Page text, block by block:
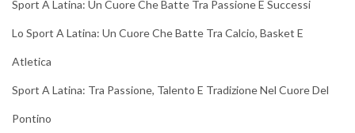
Sport A Latina: Un Cuore Che Batte Tra Passione E Successi
Lo Sport A Latina: Un Cuore Che Batte Tra Calcio, Basket E
Atletica
Sport A Latina: Tra Passione, Talento E Tradizione Nel Cuore Del
Pontino